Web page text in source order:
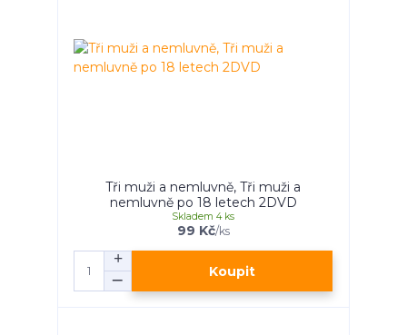
Tři muži a nemluvně, Tři muži a
nemluvně po 18 letech 2DVD
99 Kč/ks
Skladem 4 ks
Koupit